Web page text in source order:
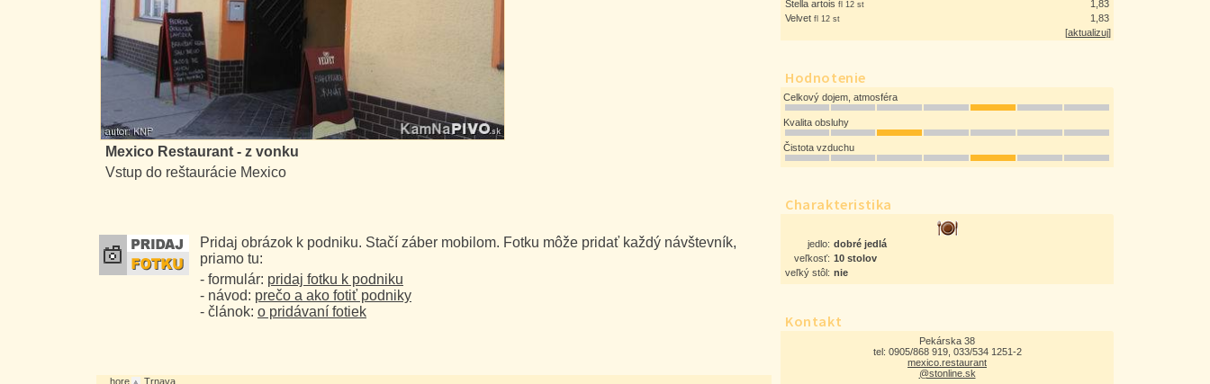
Stella artois fl 12 st
1,83
Velvet fl 12 st
1,83
[aktualizuj]
Hodnotenie
Celkový dojem, atmosféra
Kvalita obsluhy
Čistota vzduchu
Charakteristika
jedlo: dobré jedlá
veľkosť: 10 stolov
veľký stôl: nie
Kontakt
Pekárska 38
tel: 0905/868 919, 033/534 1251-2
mexico.restaurant
@stonline.sk
Mexico Restaurant - z vonku
Vstup do reštaurácie Mexico
Pridaj obrázok k podniku. Stačí záber mobilom. Fotku môže pridať každý návštevník,
priamo tu:
- formulár: pridaj fotku k podniku
- návod: prečo a ako fotiť podniky
- článok: o pridávaní fotiek
hore Trnava